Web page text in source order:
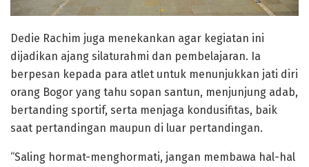
Dedie Rachim juga menekankan agar kegiatan ini
dijadikan ajang silaturahmi dan pembelajaran. Ia
berpesan kepada para atlet untuk menunjukkan jati diri
orang Bogor yang tahu sopan santun, menjunjung adab,
bertanding sportif, serta menjaga kondusifitas, baik
saat pertandingan maupun di luar pertandingan.
“Saling hormat-menghormati, jangan membawa hal-hal